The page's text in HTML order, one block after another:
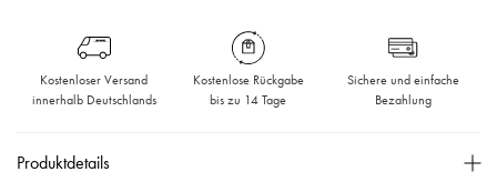
Kostenloser Versand
innerhalb Deutschlands
Kostenlose Rückgabe
bis zu 14 Tage
Sichere und einfache
Bezahlung
Produktdetails